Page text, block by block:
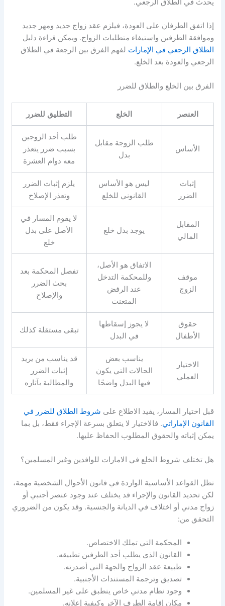
يحدث في الطلاق الرجعي.
إذا اتفق الطرفان على العودة، فيلزم عقد زواج جديد ومهر جديد
وموافقة الطرفين واستيفاء متطلبات الزواج. ويمكن قراءة دليل
الطلاق الرجعي في الإمارات لفهم الفرق بين الرجعة في الطلاق
الرجعي والعودة بعد الخلع.
الفرق بين الخلع والطلاق للضرر
العنصر الخلع التطليق للضرر
الأساس
طلب الزوجة مقابل
بدل
طلب أحد الزوجين
بسبب ضرر يتعذر
معه دوام العشرة
إثبات
الضرر
ليس هو الأساس
القانوني للخلع
يلزم إثبات الضرر
وتعذر الإصلاح
المقابل
المالي
يوجد بدل خلع
لا يقوم المسار في
الأصل على بدل
خلع
موقف
الزوج
الاتفاق هو الأصل،
وللمحكمة التدخل
عند الرفض
المتعنت
تفصل المحكمة بعد
بحث الضرر
والإصلاح
حقوق
الأطفال
لا يجوز إسقاطها
في البدل
تبقى مستقلة كذلك
الاختيار
العملي
يناسب بعض
الحالات التي يكون
فيها البدل واضحًا
قد يناسب من يريد
إثبات الضرر
والمطالبة بآثاره
قبل اختيار المسار، يفيد الاطلاع على شروط الطلاق للضرر في
القانون الإماراتي. فالاختيار لا يتعلق بسرعة الإجراء فقط، بل بما
يمكن إثباته والحقوق المطلوب الحفاظ عليها.
هل تختلف شروط الخلع في الامارات للوافدين وغير المسلمين؟
تظل القواعد الأساسية الواردة في قانون الأحوال الشخصية مهمة،
لكن تحديد القانون والإجراء قد يختلف عند وجود عنصر أجنبي أو
زواج مدني أو اختلاف في الديانة والجنسية. وقد يكون من الضروري
التحقق من:
المحكمة التي تملك الاختصاص.
القانون الذي يطلب أحد الطرفين تطبيقه.
طبيعة عقد الزواج والجهة التي أصدرته.
تصديق وترجمة المستندات الأجنبية.
وجود نظام مدني خاص ينطبق على غير المسلمين.
مكان إقامة الطرف الآخر وكيفية إعلانه.